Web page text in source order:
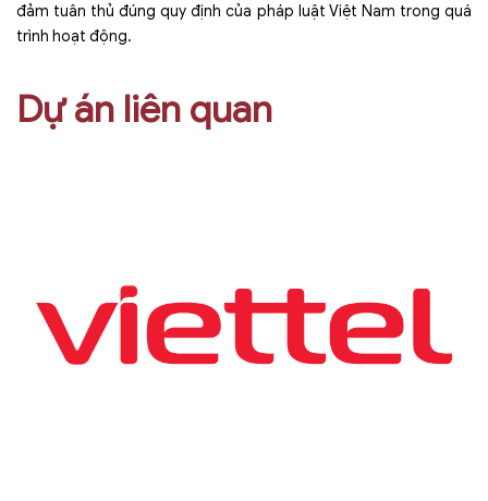
đảm tuân thủ đúng quy định của pháp luật Việt Nam trong quá
trình hoạt động.
Dự án liên quan